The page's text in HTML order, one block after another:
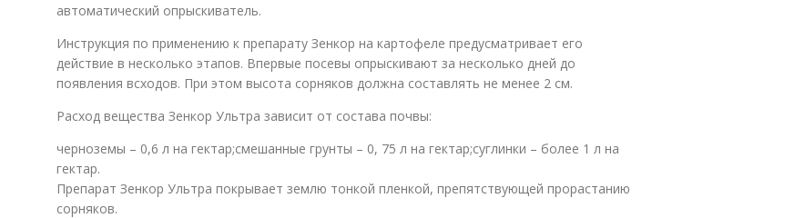
автоматический опрыскиватель.
Инструкция по применению к препарату Зенкор на картофеле предусматривает его
действие в несколько этапов. Впервые посевы опрыскивают за несколько дней до
появления всходов. При этом высота сорняков должна составлять не менее 2 см.
Расход вещества Зенкор Ультра зависит от состава почвы:
черноземы – 0,6 л на гектар;смешанные грунты – 0, 75 л на гектар;суглинки – более 1 л на
гектар.
Препарат Зенкор Ультра покрывает землю тонкой пленкой, препятствующей прорастанию
сорняков.